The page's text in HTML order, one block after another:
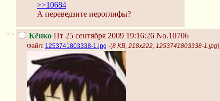
>>10684
А переведзите иероглифы?
>> Кёнко Пт 25 сентября 2009 19:16:26 No.10706
Файл: 1253741803338-1.jpg -(8 KB, 218x222, 1253741803338-1.jpg)